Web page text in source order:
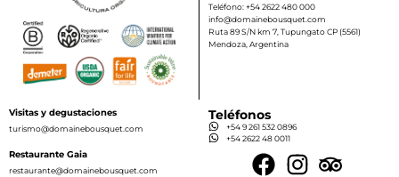
Teléfono: +54 2622 480 000
info@domainebousquet.com
Ruta 89 S/N km 7, Tupungato CP (5561)
Mendoza, Argentina
Visitas y degustaciones
turismo@domainebousquet.com
Restaurante Gaia
restaurante@domainebousquet.com
Teléfonos
+54 9 261 532 0896
+54 2622 48 0011